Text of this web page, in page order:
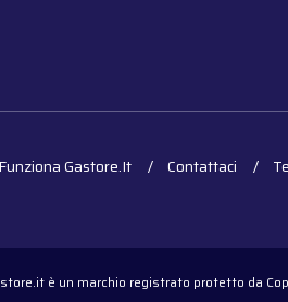
Gastore.it Contattaci
è un marchio registrato protetto da